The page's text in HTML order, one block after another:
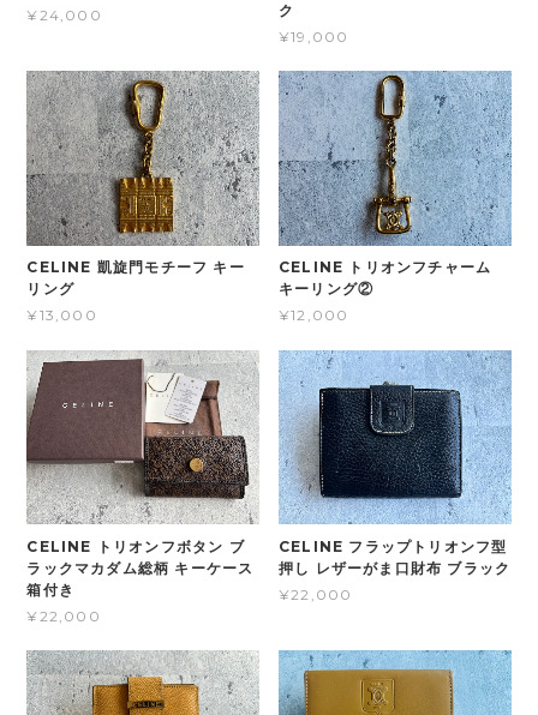
¥24,000
ク
¥19,000
CELINE 凱旋門モチーフ キー
リング
¥13,000
CELINE トリオンフチャーム
キーリング②
¥12,000
CELINE トリオンフボタン ブ
ラックマカダム総柄 キーケース
箱付き
¥22,000
CELINE フラップトリオンフ型
押し レザーがま口財布 ブラック
¥22,000